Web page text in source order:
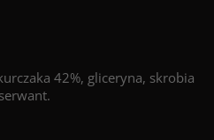
42%, gliceryna, skrobia